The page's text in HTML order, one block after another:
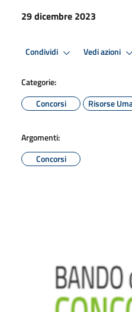
29 dicembre 2023
Condividi Vedi azioni
Categorie:
Concorsi
Risorse
Argomenti:
Concorsi